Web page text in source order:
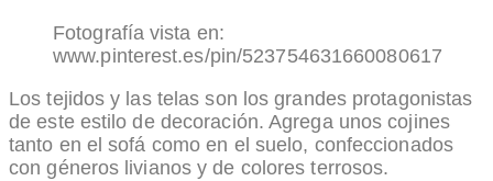
Fotografía vista en:
www.pinterest.es/pin/523754631660080617
Los tejidos y las telas son los grandes protagonistas
de este estilo de decoración. Agrega unos cojines
tanto en el sofá como en el suelo, confeccionados
con géneros livianos y de colores terrosos.